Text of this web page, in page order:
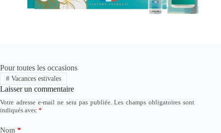
Pour toutes les occasions
#Vacances estivales
Laisser un commentaire
Votre adresse e-mail ne sera pas publiée. Les champs obligatoires sont
indiqués avec *
Nom *